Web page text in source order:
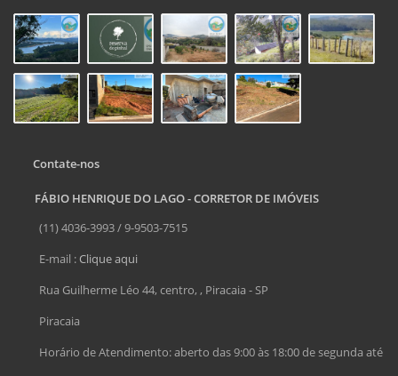
Contate-nos
FÁBIO HENRIQUE DO LAGO - CORRETOR DE IMÓVEIS
(11) 4036-3993 / 9-9503-7515
E-mail :Clique aqui
Rua Guilherme Léo 44, centro, , Piracaia - SP
Piracaia
Horário de Atendimento: aberto das 9:00 às 18:00 de segunda até